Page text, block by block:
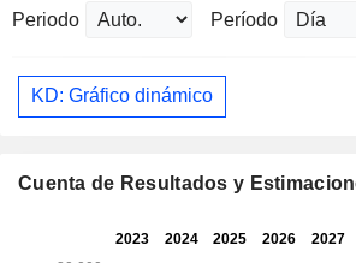
Periodo Período
KD: Gráfico dinámico
Cuenta de Resultados y